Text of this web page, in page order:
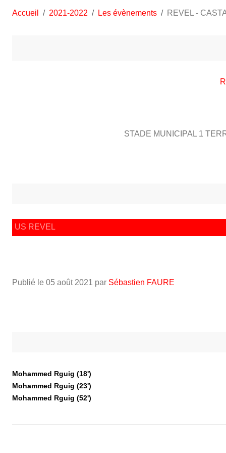
Accueil 2021-2022 Les évènements REVEL -
STADE MUNICIPAL 1
US REVEL
Publié le 05 août 2021 par Sébastien FAURE
Mohammed Rguig (18')
Mohammed Rguig (23')
Mohammed Rguig (52')